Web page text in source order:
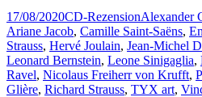
17/08/2020CD-RezensionAlexander
Ariane Jacob, Camille Saint-Saëns,
Strauss, Hervé Joulain, Jean-Michel
Leonard Bernstein, Leone Sinigaglia,
Ravel, Nicolaus Freiherr von Krufft,
Glière, Richard Strauss, TYX art,